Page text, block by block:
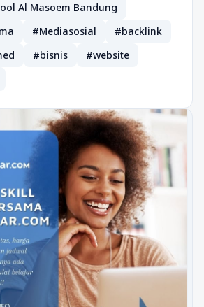
Al Masoem Bandung
#Mediasosial
#backlink
#bisnis
#website